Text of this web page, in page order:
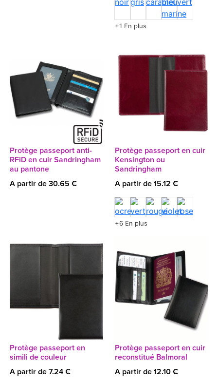
+1 En plus
Protège passeport anti-
RFiD en cuir Sandringham
au pantone
A partir de 30.65 €
Protège passeport en cuir
Kensington ou
Sandringham
A partir de 15.12 €
+6 En plus
Protège passeport en
simili de couleur
A partir de 7.24 €
Protège passeport en cuir
reconstitué Balmoral
A partir de 12.10 €